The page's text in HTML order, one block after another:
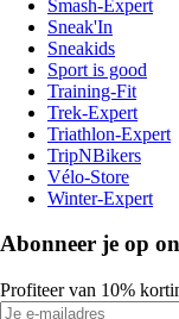
Smash-Expert
Sneak'In
Sneakids
Sport is good
Training-Fit
Trek-Expert
Triathlon-Expert
TripNBikers
Vélo-Store
Winter-Expert
Abonneer je op
Profiteer van 10%